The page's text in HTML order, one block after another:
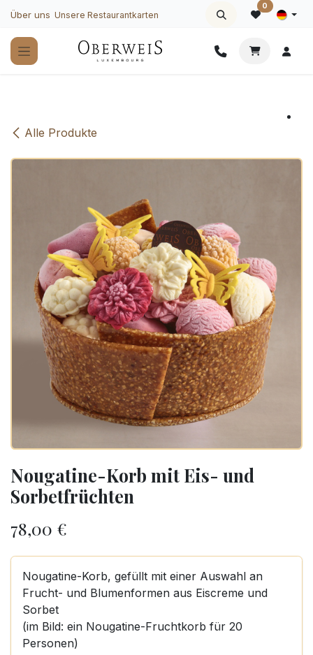
Zum Inhalt springen
Über uns Unsere Restaurantkarten
0
Alle Produkte
Nougatine-Korb mit Eis- und
Sorbetfrüchten
78,00 €
Nougatine-Korb, gefüllt mit einer Auswahl an
Frucht- und Blumenformen aus Eiscreme und
Sorbet
(im Bild: ein Nougatine-Fruchtkorb für 20
Personen)